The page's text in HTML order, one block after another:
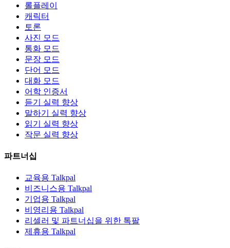
롤플레이
캐릭터
토론
사진 모드
통화 모드
문장 모드
단어 모드
대화 모드
어학 인증서
듣기 실력 향상
말하기 실력 향상
읽기 실력 향상
작문 실력 향상
파트너십
교육용 Talkpal
비즈니스용 Talkpal
기업용 Talkpal
비영리용 Talkpal
리셀러 및 파트너십을 위한 톡팔
제휴용 Talkpal